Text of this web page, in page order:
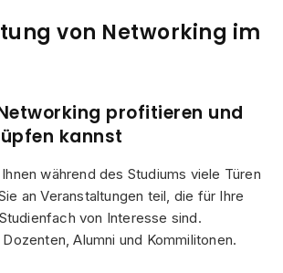
von Networking im
profitieren und
kannst
während des Studiums viele Türen
an Veranstaltungen teil, die für Ihre
von Interesse sind.
Alumni und Kommilitonen.